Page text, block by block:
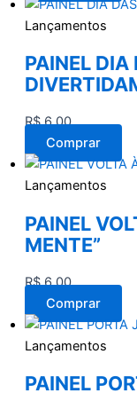
Lançamentos
PAINEL DIA
R$6,00
Comprar
Lançamentos
PAINEL
MENTE”
R$6,00
Comprar
Lançamentos
PAINEL